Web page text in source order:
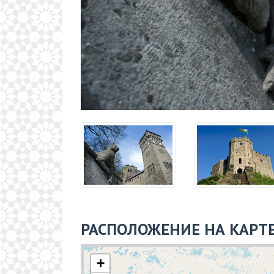
РАСПОЛОЖЕНИЕ НА
+